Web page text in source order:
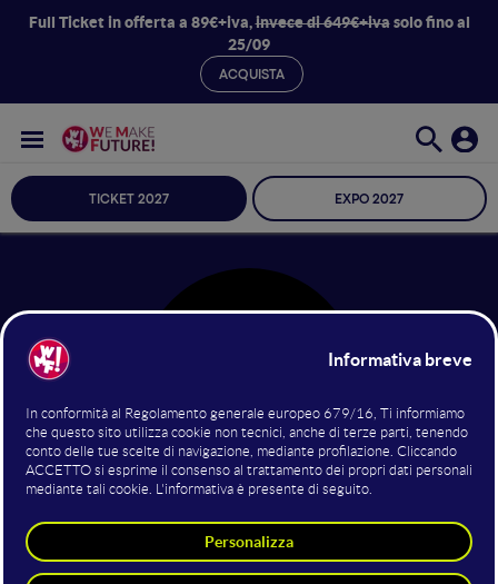
Full Ticket in offerta a 89€+iva,invece di 649€+ivasolo fino al
25/09
ACQUISTA
TICKET 2027 EXPO 2027
Alessandro Parrello
Proiezione con audiodescrizione,